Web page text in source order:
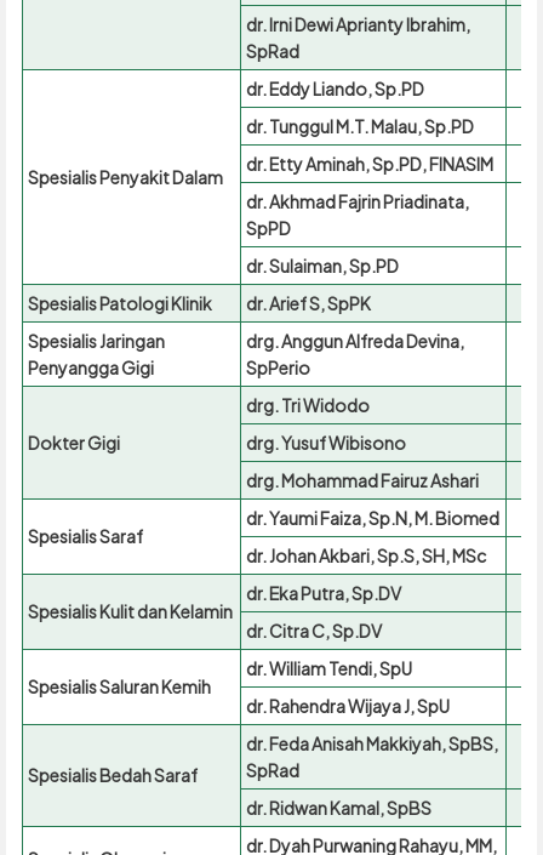
dr. Irni Dewi Aprianty Ibrahim,
SpRad
Spesialis Penyakit Dalam
dr. Eddy Liando, Sp.PD
dr. Tunggul M.T. Malau, Sp.PD
dr. Etty Aminah, Sp.PD, FINASIM
dr. Akhmad Fajrin Priadinata,
SpPD
dr. Sulaiman, Sp.PD
Spesialis Patologi Klinik
dr. Arief S, SpPK
Spesialis Jaringan
Penyangga Gigi
drg. Anggun Alfreda Devina,
SpPerio
Dokter Gigi
drg. Tri Widodo
drg. Yusuf Wibisono
drg. Mohammad Fairuz Ashari
Spesialis Saraf
dr. Yaumi Faiza, Sp.N, M. Biomed
dr. Johan Akbari, Sp.S, SH, MSc
Spesialis Kulit dan Kelamin
dr. Eka Putra, Sp.DV
dr. Citra C, Sp.DV
Spesialis Saluran Kemih
dr. William Tendi, SpU
dr. Rahendra Wijaya J, SpU
Spesialis Bedah Saraf
dr. Feda Anisah Makkiyah, SpBS,
SpRad
dr. Ridwan Kamal, SpBS
dr. Dyah Purwaning Rahayu, MM,